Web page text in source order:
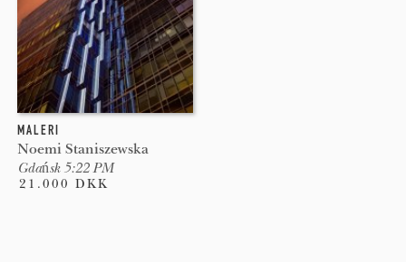
MALERI
Noemi Staniszewska
Gdańsk 5:22 PM
21.000 DKK